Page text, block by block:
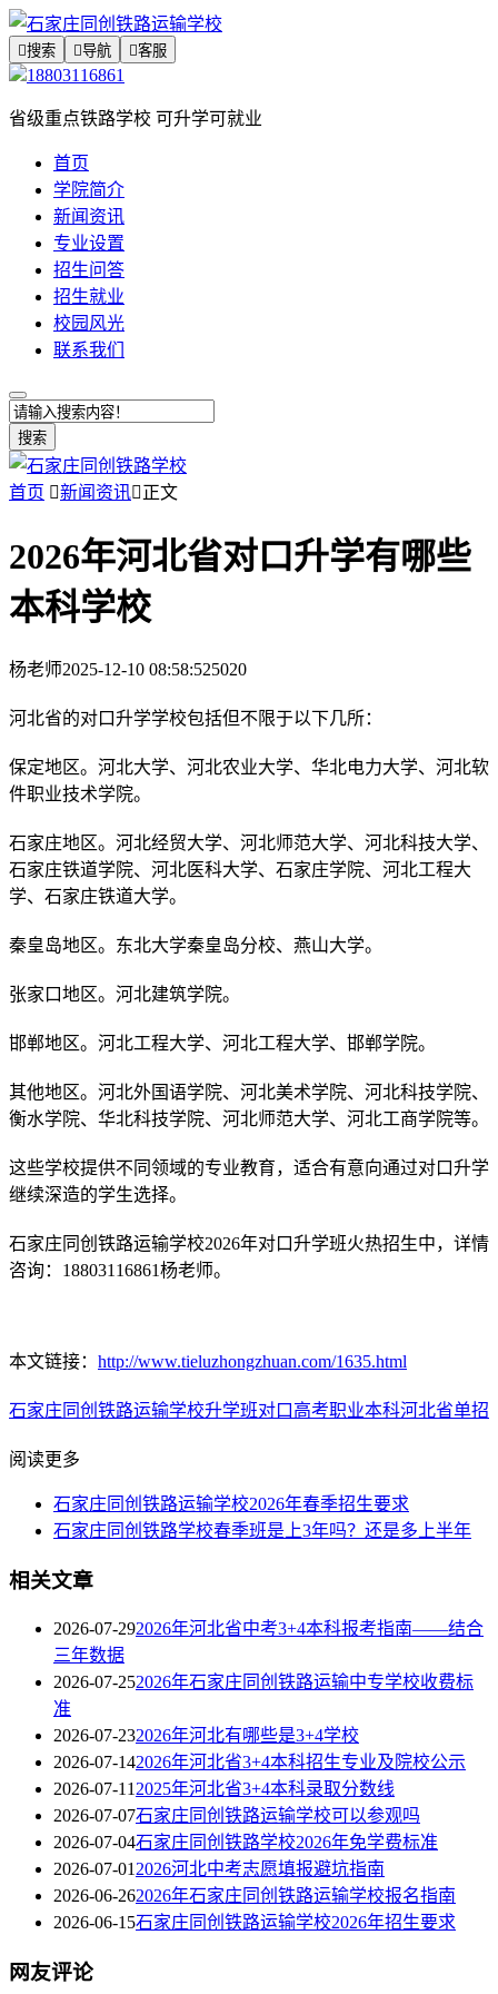
搜索 导航 客服
18803116861
省级重点铁路学校 可升学可就业
首页
学院简介
新闻资讯
专业设置
招生问答
招生就业
校园风光
联系我们
搜索
首页 新闻资讯正文
2026年河北省对口升学有哪些
本科学校
杨老师2025-12-10 08:58:525020
河北省的对口升学学校包括但不限于以下几所：
保定地区。河北大学、河北农业大学、华北电力大学、河北软
件职业技术学院。
石家庄地区。河北经贸大学、河北师范大学、河北科技大学、
石家庄铁道学院、河北医科大学、石家庄学院、河北工程大
学、石家庄铁道大学。
秦皇岛地区。东北大学秦皇岛分校、燕山大学。
张家口地区。河北建筑学院。
邯郸地区。河北工程大学、河北工程大学、邯郸学院。
其他地区。河北外国语学院、河北美术学院、河北科技学院、
衡水学院、华北科技学院、河北师范大学、河北工商学院等。
这些学校提供不同领域的专业教育，适合有意向通过对口升学
继续深造的学生选择。
石家庄同创铁路运输学校2026年对口升学班火热招生中，详情
咨询：18803116861杨老师。
本文链接： http://www.tieluzhongzhuan.com/1635.html
石家庄同创铁路运输学校升学班对口高考职业本科河北省单招
阅读更多
石家庄同创铁路运输学校2026年春季招生要求
石家庄同创铁路学校春季班是上3年吗？还是多上半年
相关文章
2026-07-292026年河北省中考3+4本科报考指南——结合
三年数据
2026-07-252026年石家庄同创铁路运输中专学校收费标
准
2026-07-232026年河北有哪些是3+4学校
2026-07-142026年河北省3+4本科招生专业及院校公示
2026-07-11 2025年河北省3+4本科录取分数线
2026-07-07石家庄同创铁路运输学校可以参观吗
2026-07-04石家庄同创铁路学校2026年免学费标准
2026-07-01 2026河北中考志愿填报避坑指南
2026-06-262026年石家庄同创铁路运输学校报名指南
2026-06-15石家庄同创铁路运输学校2026年招生要求
网友评论